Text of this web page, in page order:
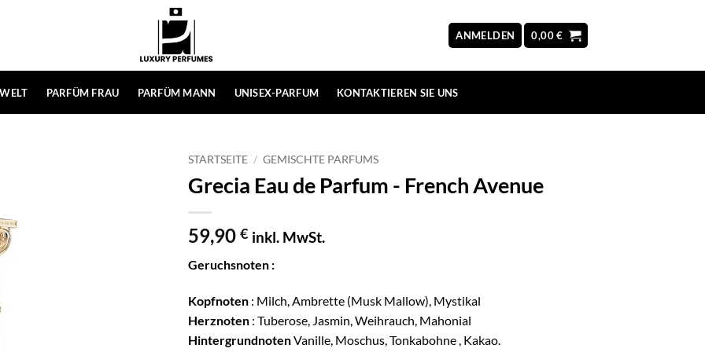
ANMELDEN 0,00€
PARFÜM FRAU PARFÜM MANN UNISEX-PARFUM KONTAKTIEREN SIE UNS
STARTSEITE / GEMISCHTE PARFUMS
Grecia Eau de Parfum - French Avenue
59,90 € inkl. MwSt.
Geruchsnoten :
Kopfnoten : Milch, Ambrette (Musk Mallow), Mystikal
Herznoten : Tuberose, Jasmin, Weihrauch, Mahonial
HintergrundnotenVanille, Moschus, Tonkabohne , Kakao.